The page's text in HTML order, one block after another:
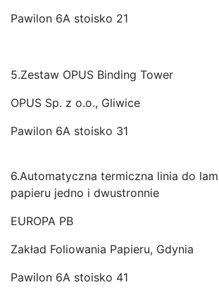
Pawilon 6A stoisko 21
5.Zestaw OPUS Binding Tower
OPUS Sp. z o.o., Gliwice
Pawilon 6A stoisko 31
6.Automatyczna termiczna linia do
papieru jedno i dwustronnie
EUROPA PB
Zakład Foliowania Papieru, Gdynia
Pawilon 6A stoisko 41